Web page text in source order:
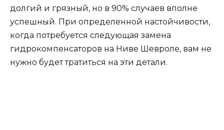
долгий и грязный, но в 90% случаев вполне
успешный. При определенной настойчивости,
когда потребуется следующая замена
гидрокомпенсаторов на Ниве Шевроле, вам не
нужно будет тратиться на эти детали.